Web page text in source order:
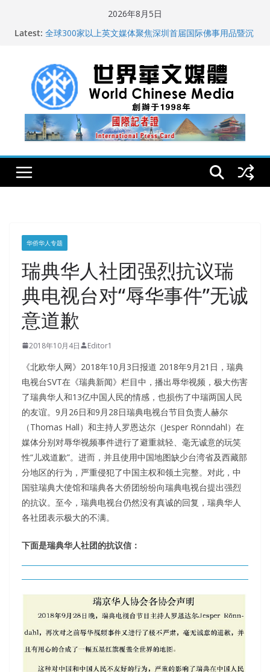
2026年8月5日
Latest: 全球300家以上英文媒体聚焦深圳首届国际佛事用品暨沉
从一杯沉香叶茶到一缕海南天香：加拿大茶艺师邓岚月
海南沉香文化考察纪行
全球新闻业正面临“代际脱钩”
纽约州拟率先立法规范AI“隐形爬虫” 引发新闻与科技界激
烈讨论
华侨华人专题
瑞典华人社团强烈抗议瑞
典电视台对“辱华事件”无诚
意道歉
2018年10月4日 Editor1
《北欧华人网》2018年10月3日报道 2018年9月21日，瑞典
电视台SVT在《瑞典新闻》栏目中，播出辱华视频，极大伤害
了瑞典华人和13亿中国人民的情感，也损伤了中瑞两国人民
的友谊。9月26日和9月28日瑞典电视台节目负责人赫尔
（Thomas Hall）和主持人罗恩达尔（Jesper Rönndahl）在
媒体分别对辱华视频事件进行了避重就轻、毫无诚意的玩笑
性“儿戏道歉”。进而，并且使用中国地图缺少台湾省及西藏部
分地区的行为，严重侵犯了中国主权和领土完整。对此，中
国驻瑞典大使馆和瑞典各大侨团纷纷向瑞典电视台提出强烈
的抗议。至今，瑞典电视台仍然没有真诚的回复，瑞典华人
各社团表示极大的不满。
下面是瑞典华人社团的抗议信：